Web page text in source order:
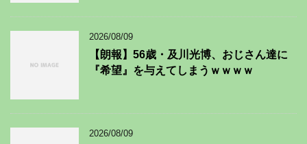
2026/08/09
【朗報】56歳・及川光博、おじさん達に
『希望』を与えてしまうｗｗｗｗ
2026/08/09